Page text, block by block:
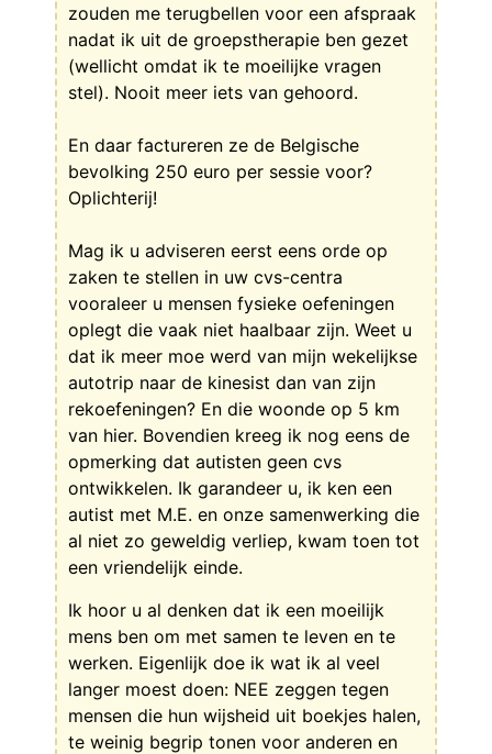
zouden me terugbellen voor een afspraak
nadat ik uit de groepstherapie ben gezet
(wellicht omdat ik te moeilijke vragen
stel). Nooit meer iets van gehoord.
En daar factureren ze de Belgische
bevolking 250 euro per sessie voor?
Oplichterij!
Mag ik u adviseren eerst eens orde op
zaken te stellen in uw cvs-centra
vooraleer u mensen fysieke oefeningen
oplegt die vaak niet haalbaar zijn. Weet u
dat ik meer moe werd van mijn wekelijkse
autotrip naar de kinesist dan van zijn
rekoefeningen? En die woonde op 5 km
van hier. Bovendien kreeg ik nog eens de
opmerking dat autisten geen cvs
ontwikkelen. Ik garandeer u, ik ken een
autist met M.E. en onze samenwerking die
al niet zo geweldig verliep, kwam toen tot
een vriendelijk einde.
Ik hoor u al denken dat ik een moeilijk
mens ben om met samen te leven en te
werken. Eigenlijk doe ik wat ik al veel
langer moest doen: NEE zeggen tegen
mensen die hun wijsheid uit boekjes halen,
te weinig begrip tonen voor anderen en